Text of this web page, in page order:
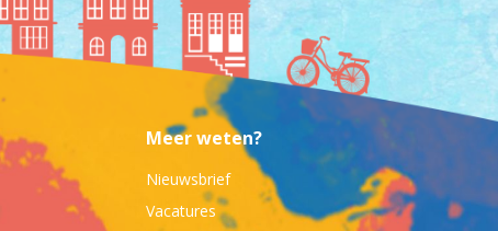
Meer weten?
Nieuwsbrief
Vacatures